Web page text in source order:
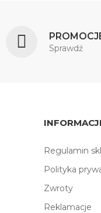
Sprawdź
Regulamin
Polityka
Zwroty
Reklamacje